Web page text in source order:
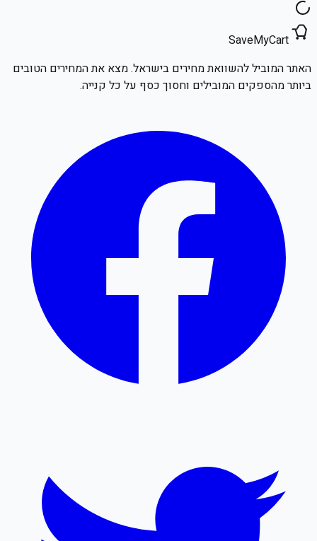
SaveMyCart
האתר המוביל להשוואת מחירים בישראל. מצא את המחירים הטובים
ביותר מהספקים המובילים וחסוך כסף על כל קנייה.